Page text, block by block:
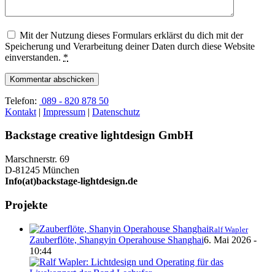
Mit der Nutzung dieses Formulars erklärst du dich mit der
Speicherung und Verarbeitung deiner Daten durch diese Website
einverstanden. *
Telefon: 089 - 820 878 50
Kontakt | Impressum | Datenschutz
Backstage creative lightdesign GmbH
Marschnerstr. 69
D-81245 München
Info(at)backstage-lightdesign.de
Projekte
Ralf Wapler
Zauberflöte, Shangyin Operahouse Shanghai6. Mai 2026 -
10:44